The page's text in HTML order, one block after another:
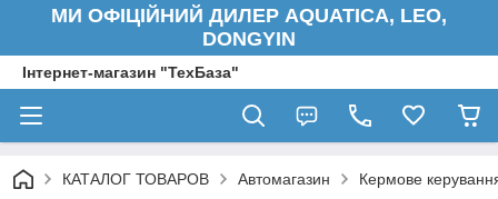
МИ ОФІЦІЙНИЙ ДИЛЕР AQUATICA, LEO,
DONGYIN
Інтернет-магазин "ТехБаза"
КАТАЛОГ ТОВАРОВ Автомагазин Кермове